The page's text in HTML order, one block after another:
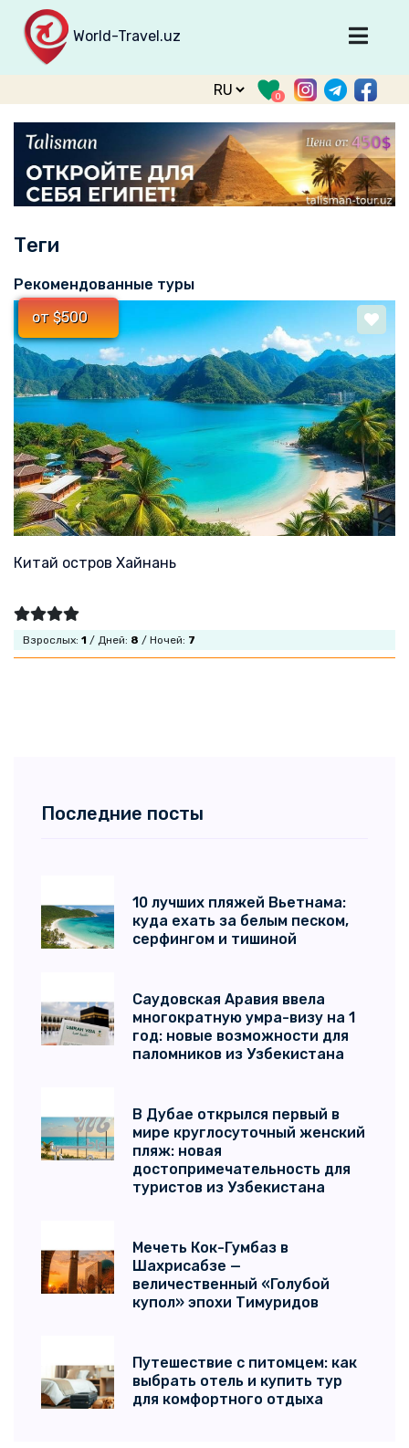
World-Travel.uz
Главная
Направления
Туры
Тур. фирмы
Войти
Зарегистрироваться
support@world-travel.uz
0
Теги
Рекомендованные туры
от $500
Китай остров Хайнань
Взрослых: 1 / Дней: 8 / Ночей: 7
Последние посты
10 лучших пляжей Вьетнама:
куда ехать за белым песком,
серфингом и тишиной
Саудовская Аравия ввела
многократную умра-визу на 1
год: новые возможности для
паломников из Узбекистана
В Дубае открылся первый в
мире круглосуточный женский
пляж: новая
достопримечательность для
туристов из Узбекистана
Мечеть Кок-Гумбаз в
Шахрисабзе —
величественный «Голубой
купол» эпохи Тимуридов
Путешествие с питомцем: как
выбрать отель и купить тур
для комфортного отдыха